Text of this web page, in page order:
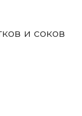
и соков